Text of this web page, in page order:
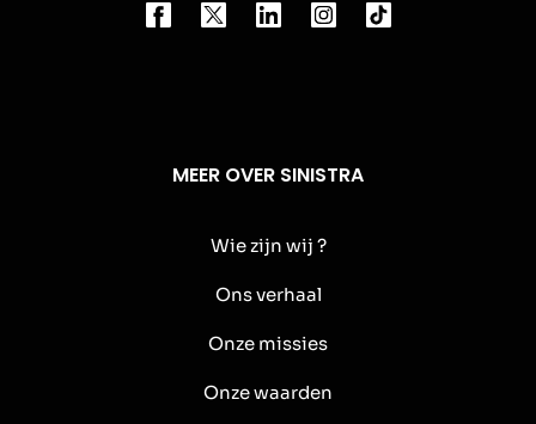
MEER OVER SINISTRA
Wie zijn wij ?
Ons verhaal
Onze missies
Onze waarden